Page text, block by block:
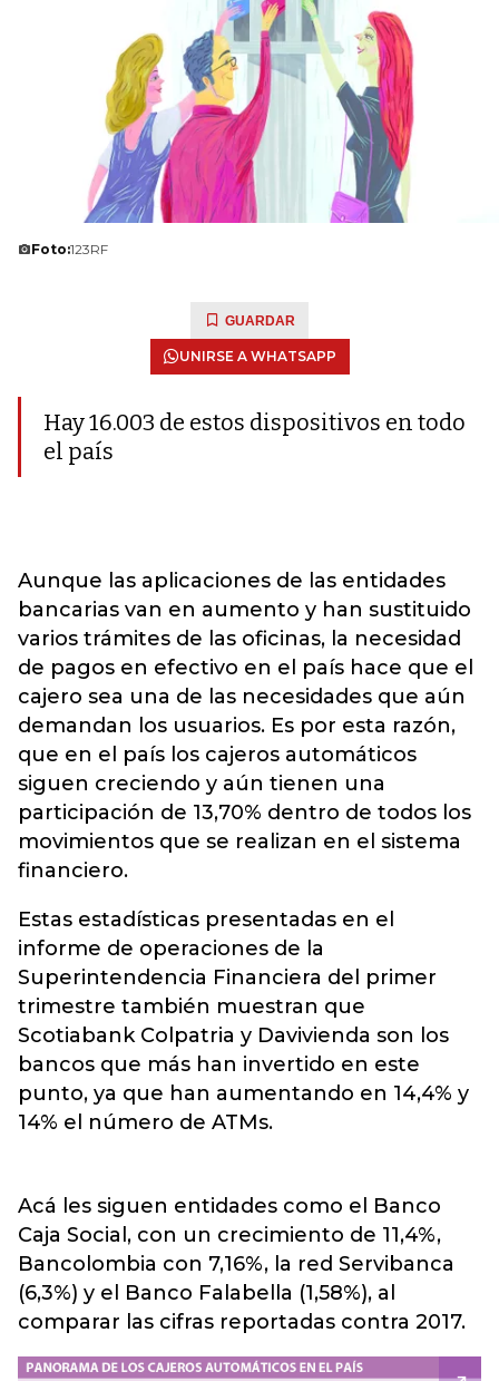
Foto:123RF
GUARDAR
UNIRSE A WHATSAPP
Hay 16.003 de estos dispositivos en todo
el país
Aunque las aplicaciones de las entidades
bancarias van en aumento y han sustituido
varios trámites de las oficinas, la necesidad
de pagos en efectivo en el país hace que el
cajero sea una de las necesidades que aún
demandan los usuarios. Es por esta razón,
que en el país los cajeros automáticos
siguen creciendo y aún tienen una
participación de 13,70% dentro de todos los
movimientos que se realizan en el sistema
financiero.
Estas estadísticas presentadas en el
informe de operaciones de la
Superintendencia Financiera del primer
trimestre también muestran que
Scotiabank Colpatria y Davivienda son los
bancos que más han invertido en este
punto, ya que han aumentando en 14,4% y
14% el número de ATMs.
Acá les siguen entidades como el Banco
Caja Social, con un crecimiento de 11,4%,
Bancolombia con 7,16%, la red Servibanca
(6,3%) y el Banco Falabella (1,58%), al
comparar las cifras reportadas contra 2017.